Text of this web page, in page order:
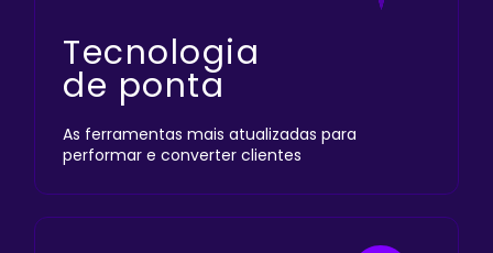
Tecnologia
de ponta
As ferramentas mais atualizadas para
performar e converter clientes